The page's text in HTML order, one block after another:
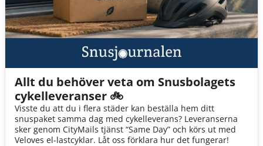
Allt du behöver veta om Snusbolagets
cykelleveranser 🚲
Visste du att du i flera städer kan beställa hem ditt
snuspaket samma dag med cykelleverans? Leveranserna
sker genom CityMails tjänst “Same Day” och körs ut med
Veloves el-lastcyklar. Låt oss förklara hur det fungerar!